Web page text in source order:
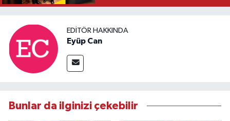
EDITÖR HAKKINDA
Eyüp Can
Bunlar da ilginizi çekebilir